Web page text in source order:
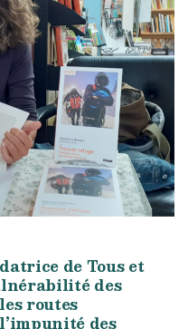
de Tous et
des
routes
des